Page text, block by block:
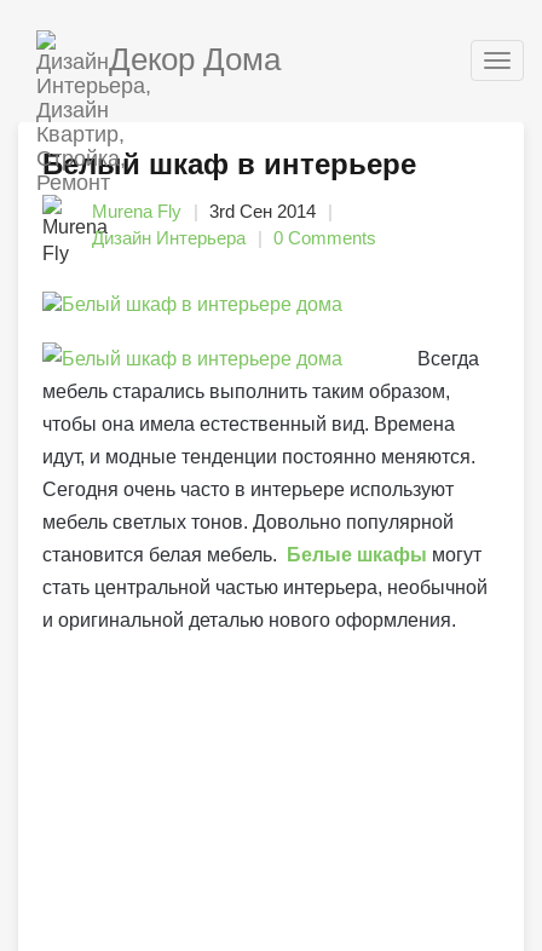
Декор Дома
Белый шкаф в интерьере
Murena Fly
3rd Сен 2014
Дизайн Интерьера
0 Comments
Всегда
мебель старались выполнить таким образом,
чтобы она имела естественный вид. Времена
идут, и модные тенденции постоянно меняются.
Сегодня очень часто в интерьере используют
мебель светлых тонов. Довольно популярной
становится белая мебель.
Белые шкафы могут
стать центральной частью интерьера, необычной
и оригинальной деталью нового оформления.